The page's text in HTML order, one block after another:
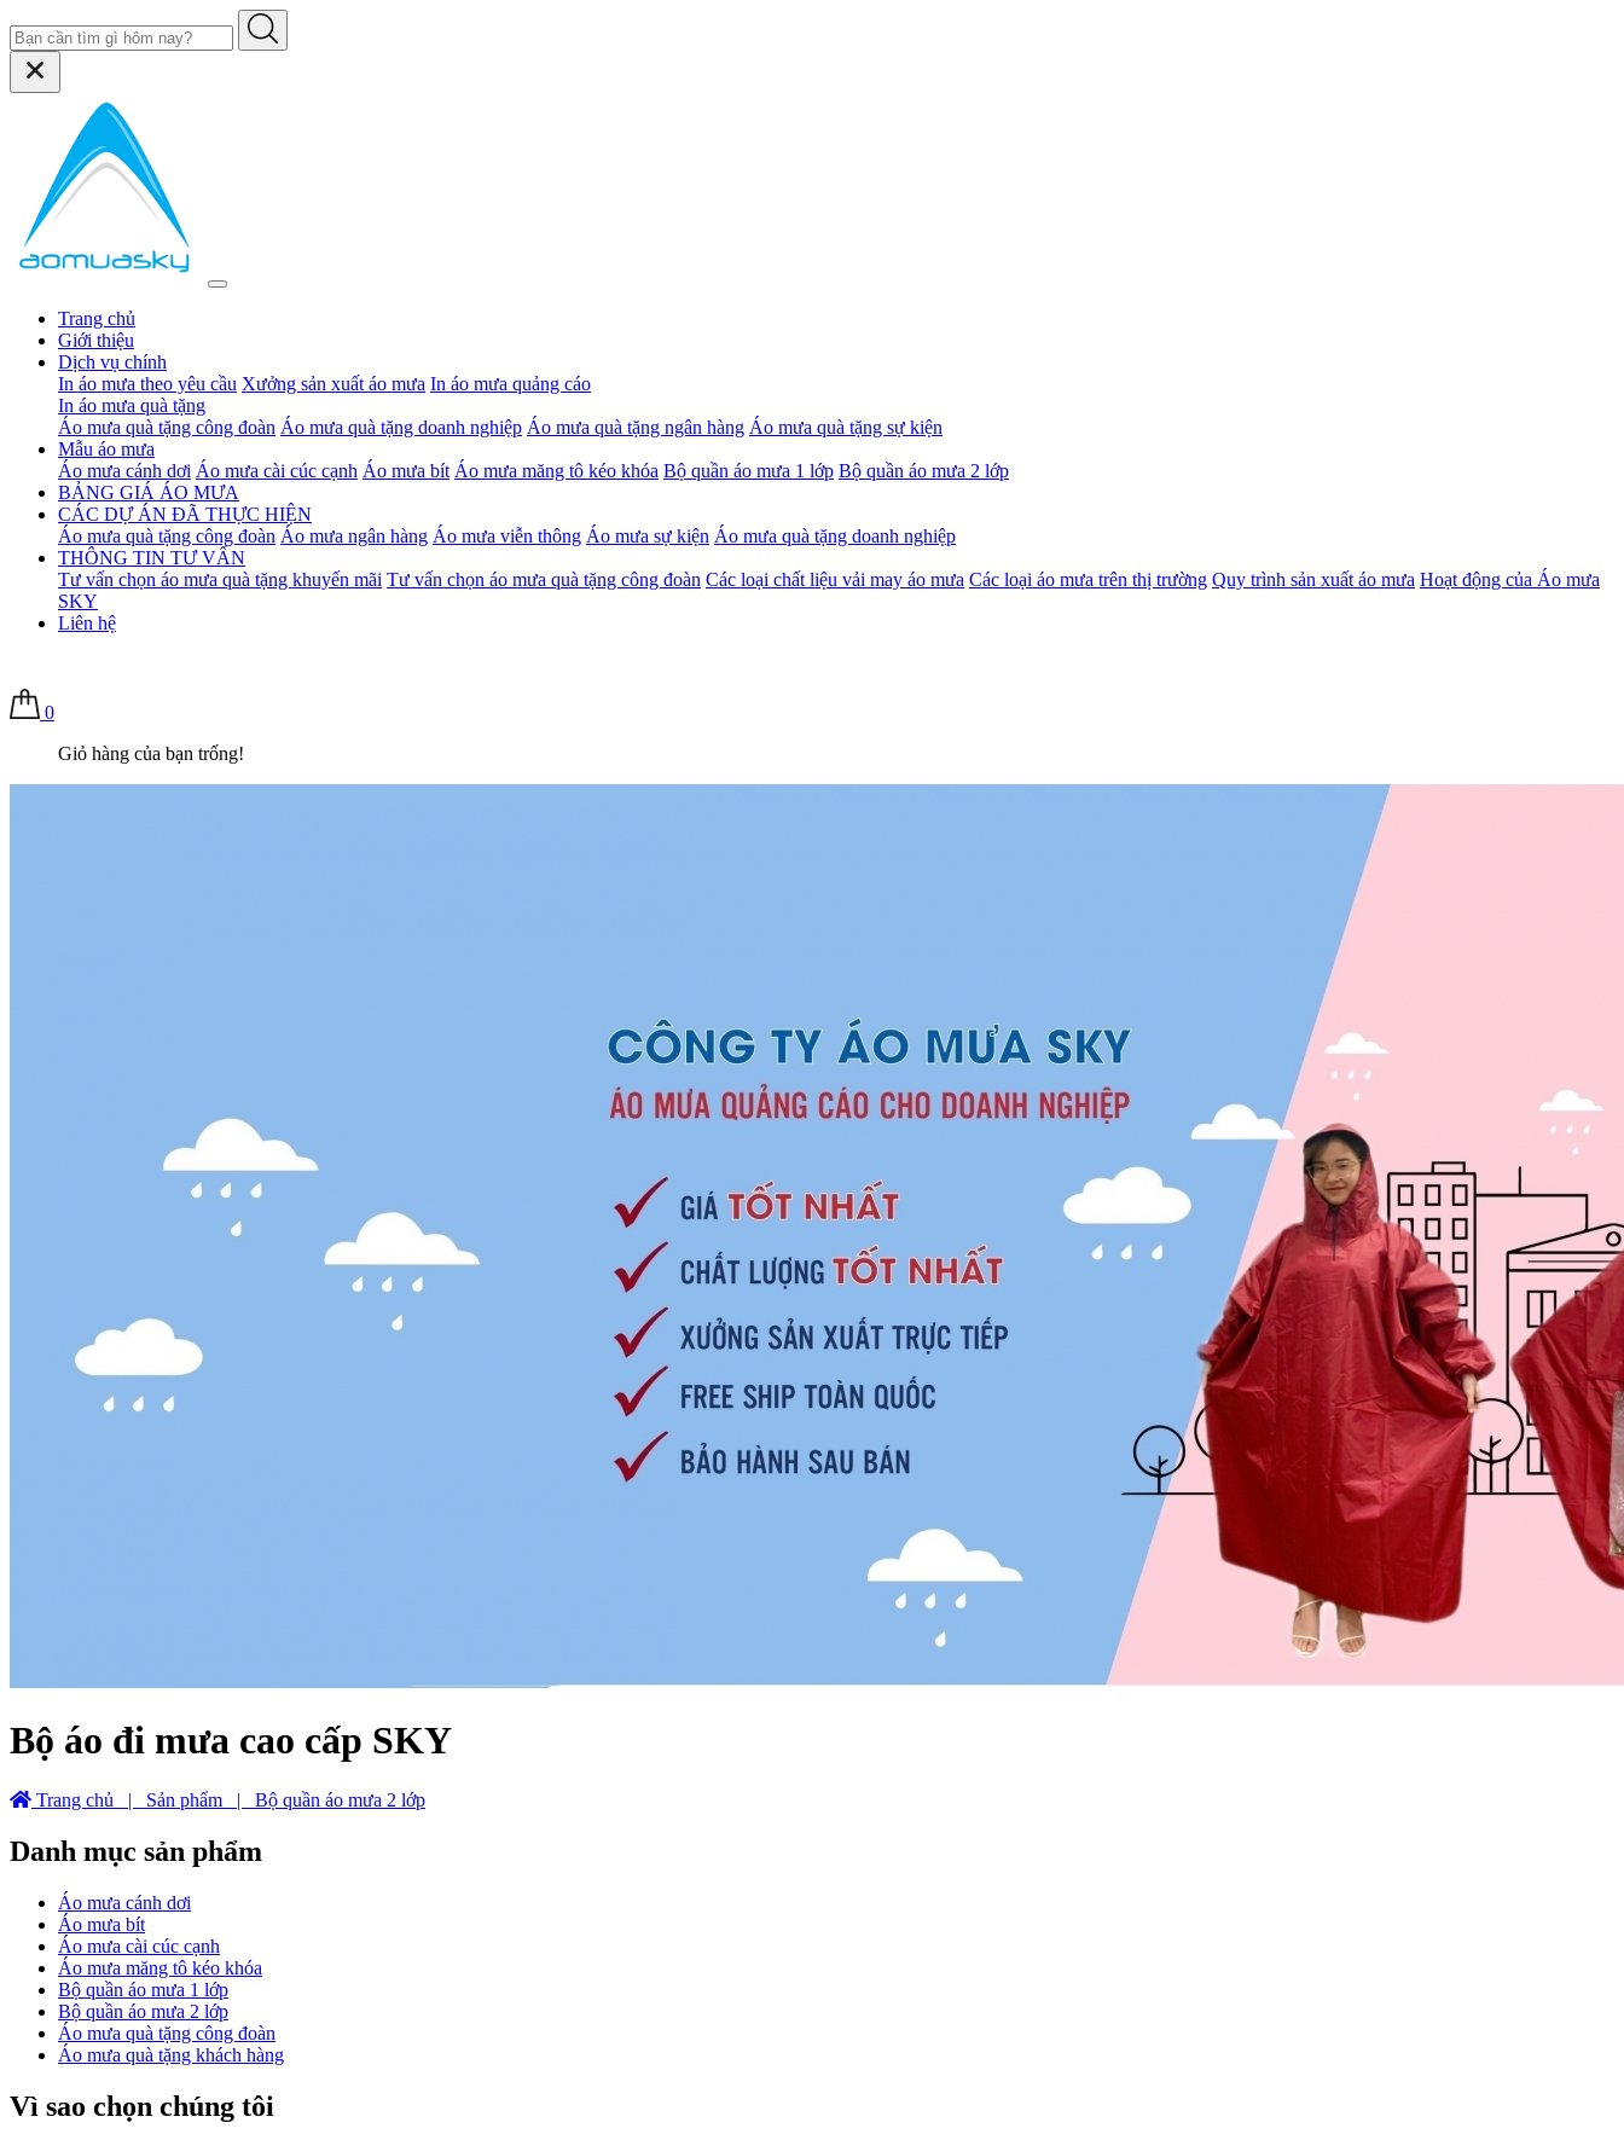
Trang chủ
Giới thiệu
Dịch vụ chính
In áo mưa theo yêu cầu Xưởng sản xuất áo mưa In áo mưa quảng cáo
In áo mưa quà tặng
Áo mưa quà tặng công đoàn Áo mưa quà tặng doanh nghiệp Áo mưa quà tặng ngân hàng Áo mưa quà tặng sự kiện
Mẫu áo mưa
Áo mưa cánh dơi Áo mưa cài cúc cạnh Áo mưa bít Áo mưa măng tô kéo khóa Bộ quần áo mưa 1 lớp Bộ quần áo mưa 2 lớp
BẢNG GIÁ ÁO MƯA
CÁC DỰ ÁN ĐÃ THỰC HIỆN
Áo mưa quà tặng công đoàn Áo mưa ngân hàng Áo mưa viễn thông Áo mưa sự kiện Áo mưa quà tặng doanh nghiệp
THÔNG TIN TƯ VẤN
Tư vấn chọn áo mưa quà tặng khuyến mãi Tư vấn chọn áo mưa quà tặng công đoàn Các loại chất liệu vải may áo mưa Các loại áo mưa trên thị trường Quy trình sản xuất áo mưa Hoạt động của Áo mưa
SKY
Liên hệ
0
Giỏ hàng của bạn trống!
Bộ áo đi mưa cao cấp SKY
Trang chủ | Sản phẩm | Bộ quần áo mưa 2 lớp
Danh mục sản phẩm
Áo mưa cánh dơi
Áo mưa bít
Áo mưa cài cúc cạnh
Áo mưa măng tô kéo khóa
Bộ quần áo mưa 1 lớp
Bộ quần áo mưa 2 lớp
Áo mưa quà tặng công đoàn
Áo mưa quà tặng khách hàng
Vì sao chọn chúng tôi